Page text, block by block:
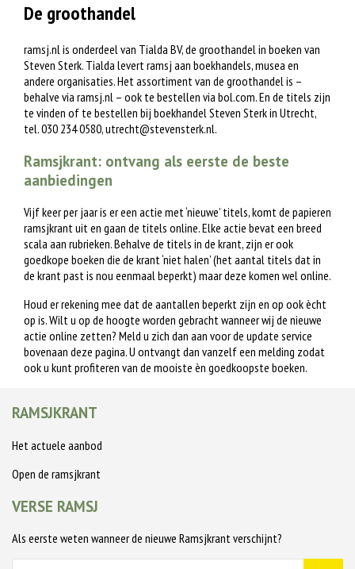
De groothandel
ramsj.nl is onderdeel van Tialda BV, de groothandel in boeken van
Steven Sterk. Tialda levert ramsj aan boekhandels, musea en
andere organisaties. Het assortiment van de groothandel is –
behalve via ramsj.nl – ook te bestellen via bol.com. En de titels zijn
te vinden of te bestellen bij boekhandel Steven Sterk in Utrecht,
tel. 030 234 0580,utrecht@stevensterk.nl.
Ramsjkrant: ontvang als eerste de beste
aanbiedingen
Vijf keer per jaar is er een actie met ‘nieuwe’ titels, komt de papieren
ramsjkrant uit en gaan de titels online. Elke actie bevat een breed
scala aan rubrieken. Behalve de titels in de krant, zijn er ook
goedkope boeken die de krant ‘niet halen’ (het aantal titels dat in
de krant past is nou eenmaal beperkt) maar deze komen wel online.
Houd er rekening mee dat de aantallen beperkt zijn en op ook ècht
op is. Wilt u op de hoogte worden gebracht wanneer wij de nieuwe
actie online zetten? Meld u zich dan aan voor de update service
bovenaan deze pagina. U ontvangt dan vanzelf een melding zodat
ook u kunt profiteren van de mooiste èn goedkoopste boeken.
RAMSJKRANT
Het actuele aanbod
Open de ramsjkrant
VERSE RAMSJ
Als eerste weten wanneer de nieuwe Ramsjkrant verschijnt?